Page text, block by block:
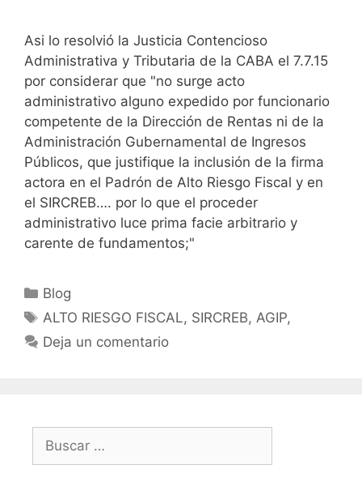
Asi lo resolvió la Justicia Contencioso
Administrativa y Tributaria de la CABA el 7.7.15
por considerar que "no surge acto
administrativo alguno expedido por funcionario
competente de la Dirección de Rentas ni de la
Administración Gubernamental de Ingresos
Públicos, que justifique la inclusión de la firma
actora en el Padrón de Alto Riesgo Fiscal y en
el SIRCREB…. por lo que el proceder
administrativo luce prima facie arbitrario y
carente de fundamentos;"
Blog
ALTO RIESGO FISCAL, SIRCREB, AGIP,
Deja un comentario